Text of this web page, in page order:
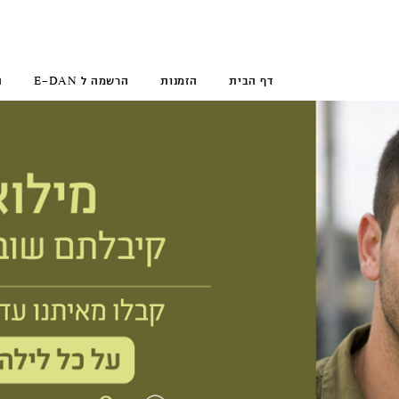
דף הבית הזמנות הרשמה ל E-DAN